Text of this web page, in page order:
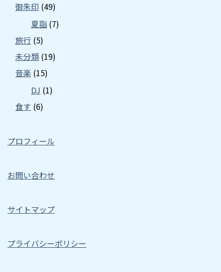
御朱印 (49)
夏詣 (7)
旅行 (5)
未分類 (19)
音楽 (15)
DJ (1)
食す (6)
プロフィール
お問い合わせ
サイトマップ
プライバシーポリシー